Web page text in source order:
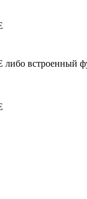
встроенный